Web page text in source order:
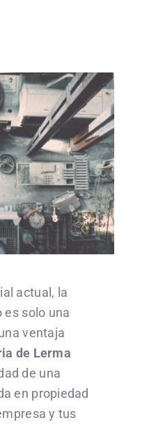
actual, la
es solo una
ventaja
de Lerma
de una
en propiedad
y tus